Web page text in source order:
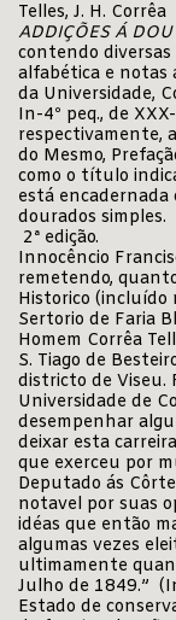
Telles, J. H. Corrêa
ADDIÇÕES Á
contendo diversas
alfabética e notas
da Universidade,
In-4º peq., de
respectivamente,
do Mesmo,
como o título
está encadernada
dourados
2ª edição.
Innocêncio
remetendo,
Historico (incluído
Sertorio de Faria
Homem Corrêa
S. Tiago de
districto de Viseu.
Universidade de
desempenhar
deixar esta
que exerceu por
Deputado ás
notavel por suas
idéas que então
algumas vezes
ultimamente
Julho de 1849.”
Estado de